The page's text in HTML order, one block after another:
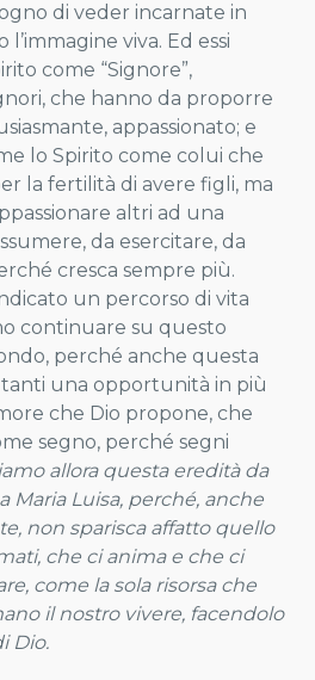
di veder incarnate in
viva. Ed essi
come “Signore”,
che hanno da proporre
appassionato; e
lo Spirito come colui che
la fertilità di avere figli, ma
altri ad una
da esercitare, da
cresca sempre più.
un percorso di vita
continuare su questo
perché anche questa
tanti una opportunità in più
che Dio propone, che
segno, perché segni
allora questa eredità da
Maria Luisa, perché, anche
non sparisca affatto quello
che ci anima e che ci
come la sola risorsa che
il nostro vivere, facendolo
Dio.